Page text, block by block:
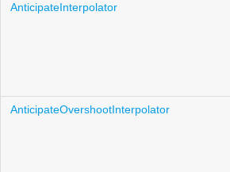
AnticipateInterpolator
AnticipateOvershootInterpolator